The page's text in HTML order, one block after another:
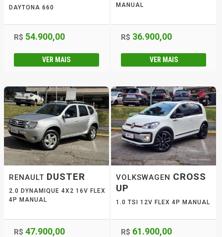
DAYTONA 660
R$ 54.900,00
VER MAIS
MANUAL
R$ 36.900,00
VER MAIS
RENAULT DUSTER
2.0 DYNAMIQUE 4X2 16V FLEX
4P MANUAL
R$ 47.900,00
VOLKSWAGEN CROSS
UP
1.0 TSI 12V FLEX 4P MANUAL
R$ 61.900,00